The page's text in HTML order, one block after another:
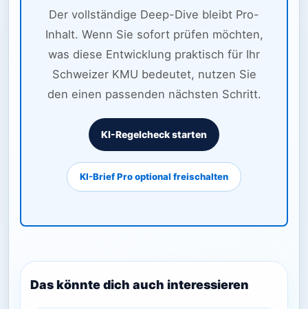
Der vollständige Deep-Dive bleibt Pro-
Inhalt. Wenn Sie sofort prüfen möchten,
was diese Entwicklung praktisch für Ihr
Schweizer KMU bedeutet, nutzen Sie
den einen passenden nächsten Schritt.
KI-Regelcheck starten
KI-Brief Pro optional freischalten
Das könnte dich auch interessieren